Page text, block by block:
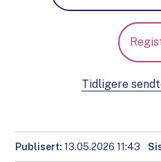
Tidligere
Publisert 13.05.2026 11:43